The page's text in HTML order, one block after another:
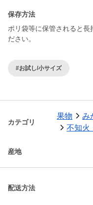
保存方法
ポリ袋等に保管されると長
ださい。
#お試し/小サイズ
カテゴリ
果物
み
不知火
産地
配送方法